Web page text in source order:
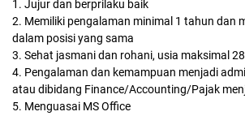
1. Jujur dan berprilaku baik
2. Memiliki pengalaman minimal 1 tahun dan
dalam posisi yang sama
3. Sehat jasmani dan rohani, usia maksimal
4. Pengalaman dan kemampuan menjadi
atau dibidang Finance/Accounting/Pajak
5. Menguasai MS Office